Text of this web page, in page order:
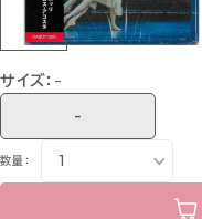
サイズ： -
-
数量：